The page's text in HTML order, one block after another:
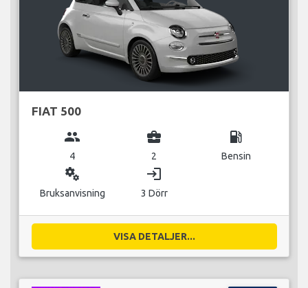
FIAT 500
group
4
business_center
2
local_gas_station
Bensin
miscellaneous_services
Bruksanvisning
login
3 Dörr
VISA DETALJER...